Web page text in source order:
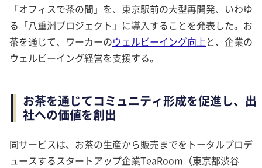
「オフィスで茶の間」を、東京駅前の大型再開発、いわゆ
る「八重洲プロジェクト」に導入することを発表した。お
茶を通じて、ワーカーのウェルビーイング向上と、企業の
ウェルビーイング経営を支援する。
お茶を通じてコミュニティ形成を促進し、出
社への価値を創出
同サービスは、お茶の生産から販売までをトータルプロデ
ュースするスタートアップ企業TeaRoom（東京都渋谷